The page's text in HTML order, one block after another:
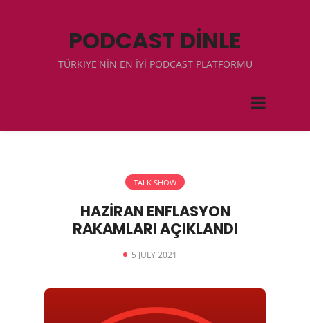
PODCAST DİNLE
TÜRKIYE'NİN EN İYİ PODCAST PLATFORMU
TALK SHOW
HAZİRAN ENFLASYON
RAKAMLARI AÇIKLANDI
5 JULY 2021